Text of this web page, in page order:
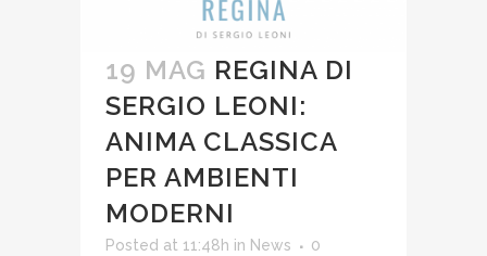
19 MAG REGINA DI
SERGIO LEONI:
ANIMA CLASSICA
PER AMBIENTI
MODERNI
Posted at 11:48h in News
0